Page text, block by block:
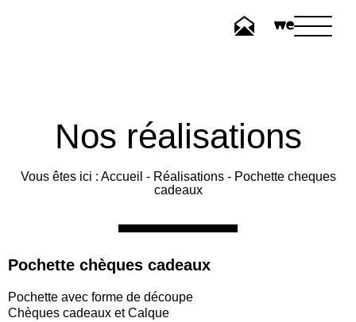
Nos réalisations
Vous êtes ici : Accueil - Réalisations- Pochette cheques
cadeaux
Pochette chèques cadeaux
Pochette avec forme de découpe
Chèques cadeaux et Calque